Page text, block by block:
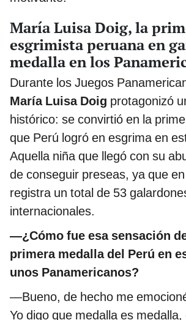
María Luisa Doig, la
esgrimista peruana en
medalla en los
Durante los Juegos
María Luisa Doig protagonizó
histórico: se convirtió en la
que Perú logró en esgrima en
Aquella niña que llegó con su
de conseguir preseas, ya que
registra un total de 53
internacionales.
—¿Cómo fue esa sensación
primera medalla del Perú en
unos Panamericanos?
—Bueno, de hecho me
Yo digo que medalla es